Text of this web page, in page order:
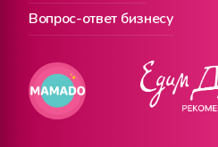
Вопрос-ответ бизнесу